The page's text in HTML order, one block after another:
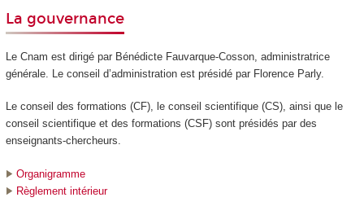
La gouvernance
Le Cnam est dirigé par Bénédicte Fauvarque-Cosson, administratrice
générale. Le conseil d’administration est présidé par Florence Parly.
Le conseil des formations (CF), le conseil scientifique (CS), ainsi que le
conseil scientifique et des formations (CSF) sont présidés par des
enseignants-chercheurs.
Organigramme
Règlement intérieur